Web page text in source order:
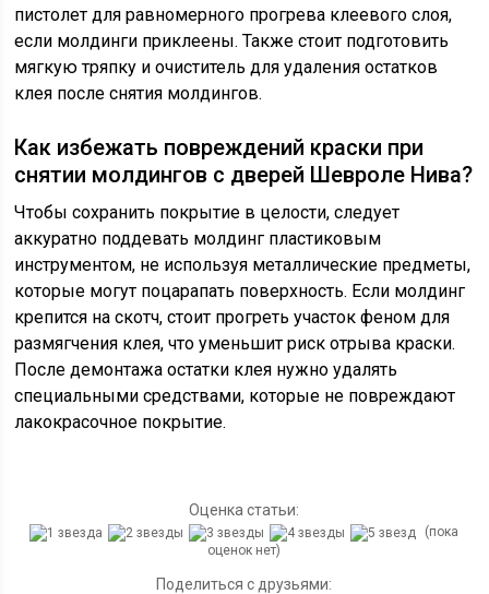
пистолет для равномерного прогрева клеевого слоя,
если молдинги приклеены. Также стоит подготовить
мягкую тряпку и очиститель для удаления остатков
клея после снятия молдингов.
Как избежать повреждений краски при
снятии молдингов с дверей Шевроле Нива?
Чтобы сохранить покрытие в целости, следует
аккуратно поддевать молдинг пластиковым
инструментом, не используя металлические предметы,
которые могут поцарапать поверхность. Если молдинг
крепится на скотч, стоит прогреть участок феном для
размягчения клея, что уменьшит риск отрыва краски.
После демонтажа остатки клея нужно удалять
специальными средствами, которые не повреждают
лакокрасочное покрытие.
Оценка статьи:
(пока
оценок нет)
Поделиться с друзьями: